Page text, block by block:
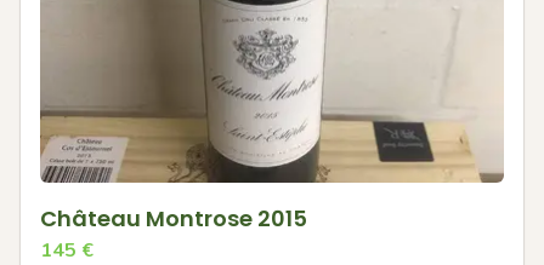
Château Montrose 2015
145 €